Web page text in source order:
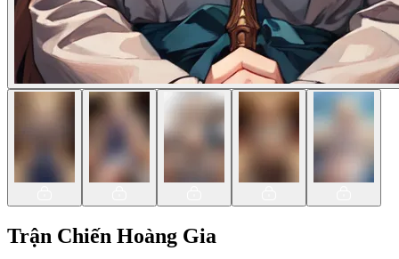
Trận Chiến Hoàng Gia